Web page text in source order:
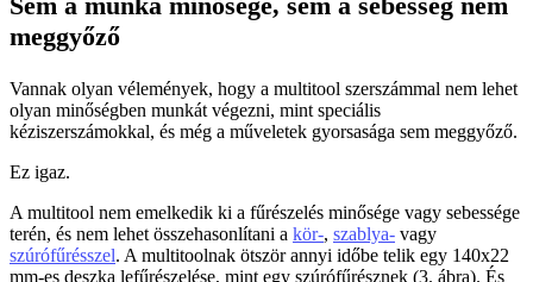
meggyőző
Vannak olyan vélemények, hogy a multitool szerszámmal nem lehet
olyan minőségben munkát végezni, mint speciális
kéziszerszámokkal, és még a műveletek gyorsasága sem meggyőző.
Ez igaz.
A multitool nem emelkedik ki a fűrészelés minősége vagy sebessége
terén, és nem lehet összehasonlítani a kör-, szablya- vagy
szúrófűrésszel. A multitoolnak ötször annyi időbe telik egy 140x22
mm-es deszka lefűrészelése, mint egy szúrófűrésznek (3. ábra). És